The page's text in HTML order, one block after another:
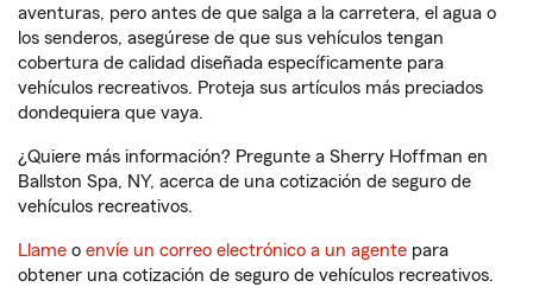
aventuras, pero antes de que salga a la carretera, el agua o
los senderos, asegúrese de que sus vehículos tengan
cobertura de calidad diseñada específicamente para
vehículos recreativos. Proteja sus artículos más preciados
dondequiera que vaya.
¿Quiere más información? Pregunte a Sherry Hoffman en
Ballston Spa, NY, acerca de una cotización de seguro de
vehículos recreativos.
Llame o envíe un correo electrónico a un agente para
obtener una cotización de seguro de vehículos recreativos.